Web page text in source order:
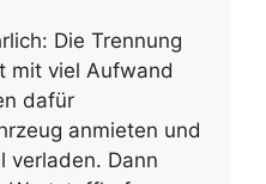
Die Trennung
mit viel Aufwand
dafür
anmieten und
verladen. Dann